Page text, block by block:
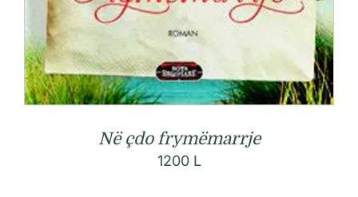
Në çdo frymëmarrje
1200 L